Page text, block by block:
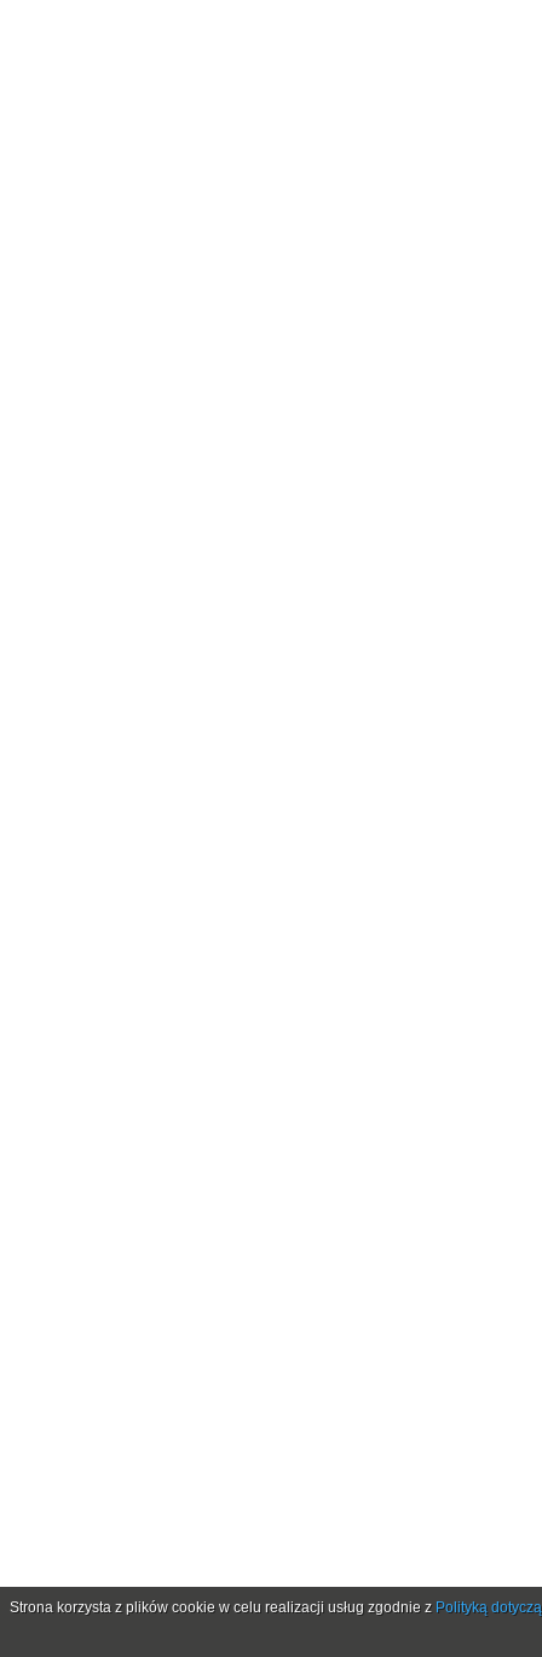
Strona korzysta z plików cookie w celu realizacji usług zgodnie z Polityką